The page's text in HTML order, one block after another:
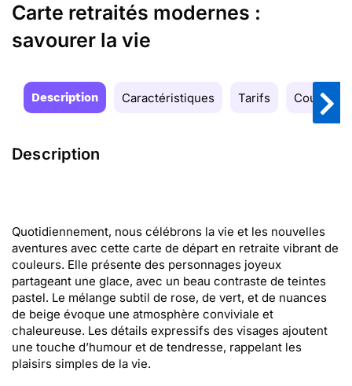
Carte retraités modernes :
savourer la vie
Description Caractéristiques Tarifs Couleurs
Description
Quotidiennement, nous célébrons la vie et les nouvelles
aventures avec cette carte de départ en retraite vibrant de
couleurs. Elle présente des personnages joyeux
partageant une glace, avec un beau contraste de teintes
pastel. Le mélange subtil de rose, de vert, et de nuances
de beige évoque une atmosphère conviviale et
chaleureuse. Les détails expressifs des visages ajoutent
une touche d’humour et de tendresse, rappelant les
plaisirs simples de la vie.